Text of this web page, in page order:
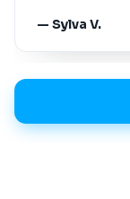
— Sylva V.